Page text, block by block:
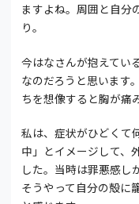
ますよね。周囲と自分
り。
今はなさんが抱えてい
なのだろうと思いま
ちを想像すると胸が痛
私は、症状がひどくて
中」とイメージして、
した。当時は罪悪感し
そうやって自分の殻に